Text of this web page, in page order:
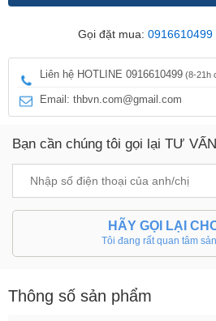
Gọi đặt mua: 0916610499
Liên hệ HOTLINE 0916610499 (8-21h
Email: thbvn.com@gmail.com
Bạn cần chúng tôi gọi lại TƯ VẤN
HÃY GỌI LẠI
Tôi đang rất quan tâm
Thông số sản phẩm